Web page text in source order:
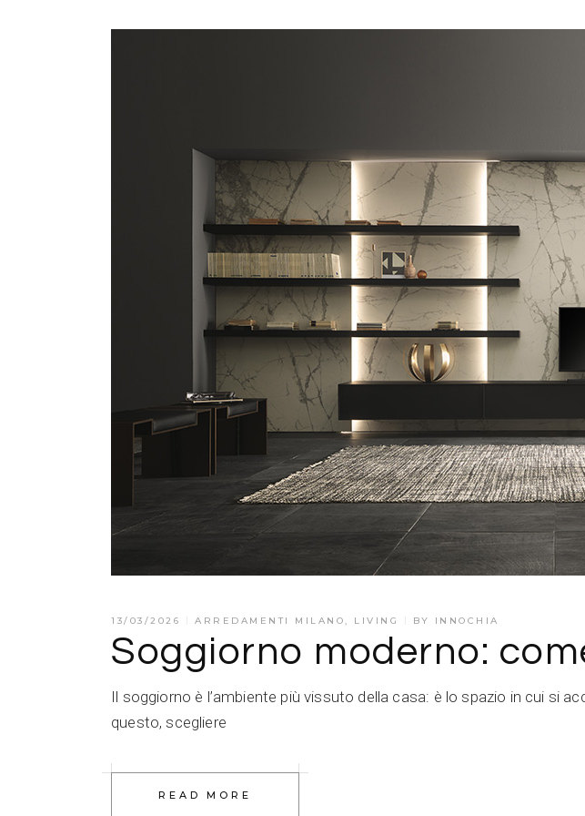
13/03/2026 ARREDAMENTI MILANO, LIVING BY INNOCHIA
Soggiorno moderno:
Il soggiorno è l’ambiente più vissuto della casa: è lo spazio in cui si
questo, scegliere
READ MORE